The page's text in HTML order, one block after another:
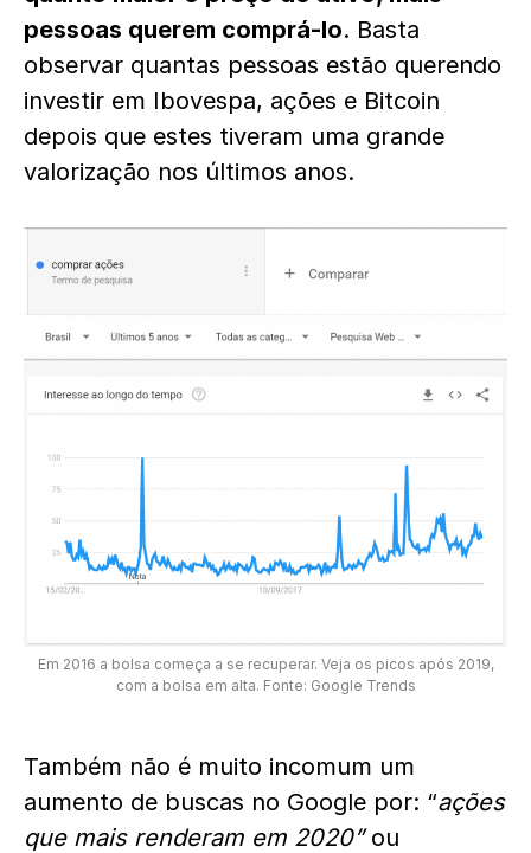
pessoas querem comprá-lo. Basta
observar quantas pessoas estão querendo
investir em Ibovespa, ações e Bitcoin
depois que estes tiveram uma grande
valorização nos últimos anos.
Em 2016 a bolsa começa a se recuperar. Veja os picos após 2019,
com a bolsa em alta. Fonte: Google Trends
Também não é muito incomum um
aumento de buscas no Google por: “ações
que mais renderam em 2020”ou